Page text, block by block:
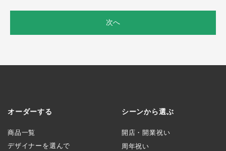
次へ
オーダーする
商品一覧
デザイナーを選んで
シーンから選ぶ
開店・開業祝い
周年祝い